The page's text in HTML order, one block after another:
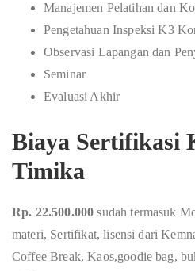
Manajemen Pelatihan dan
Pengetahuan Inspeksi K3
Observasi Lapangan dan
Seminar
Evaluasi Akhir
Biaya Sertifikasi
Timika
Rp. 22.500.000sudah termasuk
materi, Sertifikat, lisensi dari
Coffee Break, Kaos,goodie bag,